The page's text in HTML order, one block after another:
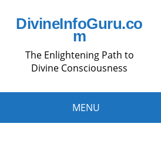
DivineInfoGuru.co
m
The Enlightening Path to
Divine Consciousness
MENU